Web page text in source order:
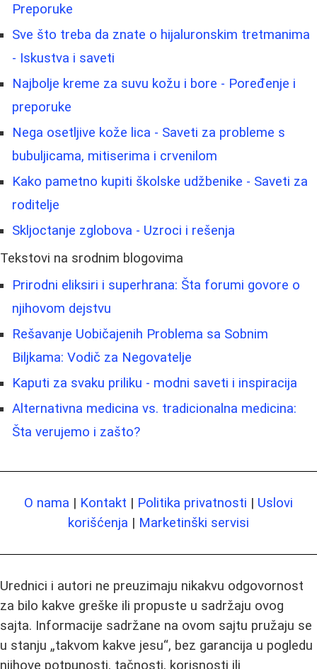
Preporuke
Sve što treba da znate o hijaluronskim tretmanima
- Iskustva i saveti
Najbolje kreme za suvu kožu i bore - Poređenje i
preporuke
Nega osetljive kože lica - Saveti za probleme s
bubuljicama, mitiserima i crvenilom
Kako pametno kupiti školske udžbenike - Saveti za
roditelje
Skljoctanje zglobova - Uzroci i rešenja
Tekstovi na srodnim blogovima
Prirodni eliksiri i superhrana: Šta forumi govore o
njihovom dejstvu
Rešavanje Uobičajenih Problema sa Sobnim
Biljkama: Vodič za Negovatelje
Kaputi za svaku priliku - modni saveti i inspiracija
Alternativna medicina vs. tradicionalna medicina:
Šta verujemo i zašto?
O nama | Kontakt | Politika privatnosti | Uslovi
korišćenja | Marketinški servisi
Urednici i autori ne preuzimaju nikakvu odgovornost
za bilo kakve greške ili propuste u sadržaju ovog
sajta. Informacije sadržane na ovom sajtu pružaju se
u stanju „takvom kakve jesu“, bez garancija u pogledu
njihove potpunosti, tačnosti, korisnosti ili